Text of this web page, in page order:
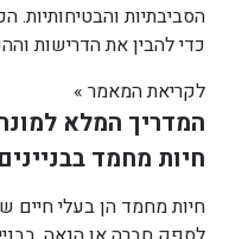
הסביבתיות והבטיחותיות.
כדי להבין את הדרישות
לקריאת המאמר »
המדריך המלא
חיות מחמד
חיות מחמד הן בעלי